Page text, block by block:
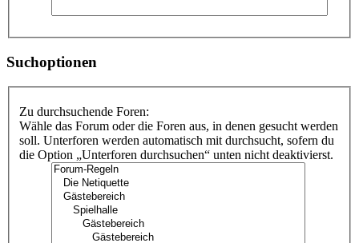
Suchoptionen
Zu durchsuchende Foren:
Wähle das Forum oder die Foren aus, in denen gesucht werden
soll. Unterforen werden automatisch mit durchsucht, sofern du
die Option „Unterforen durchsuchen“ unten nicht deaktivierst.